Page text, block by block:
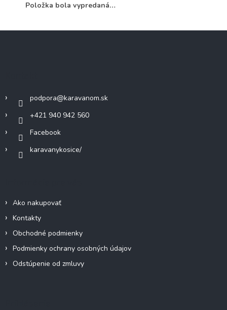
Položka bola vypredaná…
podpora@karavanom.sk
+421 940 942 560
Facebook
karavanykosice/
Ako nakupovať
Kontakty
Obchodné podmienky
Podmienky ochrany osobných údajov
Odstúpenie od zmluvy